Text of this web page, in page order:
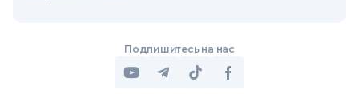
Подпишитесь на нас